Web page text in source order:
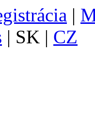
|
| SK | CZ